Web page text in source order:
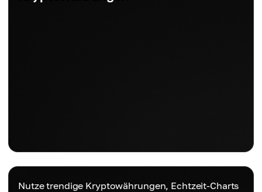
Nutze trendige Kryptowährungen, Echtzeit-Charts